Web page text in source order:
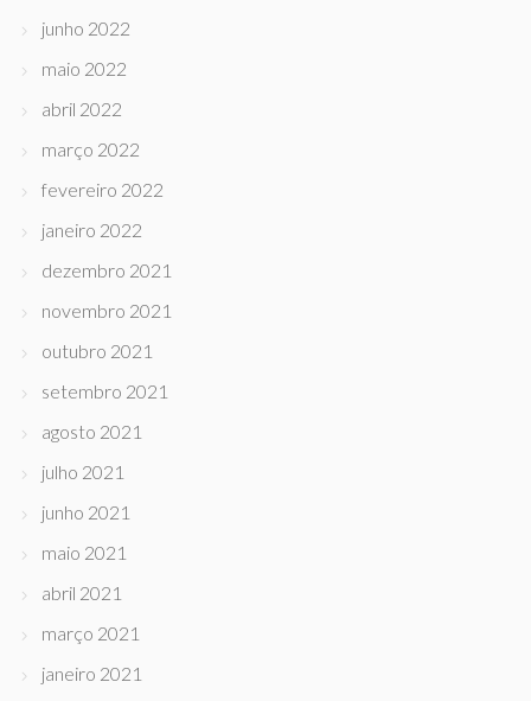
junho 2022
maio 2022
abril 2022
março 2022
fevereiro 2022
janeiro 2022
dezembro 2021
novembro 2021
outubro 2021
setembro 2021
agosto 2021
julho 2021
junho 2021
maio 2021
abril 2021
março 2021
janeiro 2021